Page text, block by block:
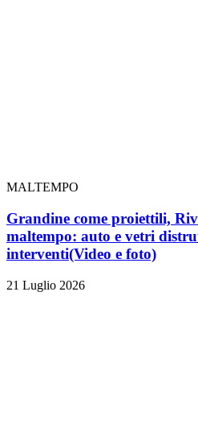
MALTEMPO
Grandine come proiettili,
maltempo: auto e vetri
interventi(Video e foto)
21 Luglio 2026